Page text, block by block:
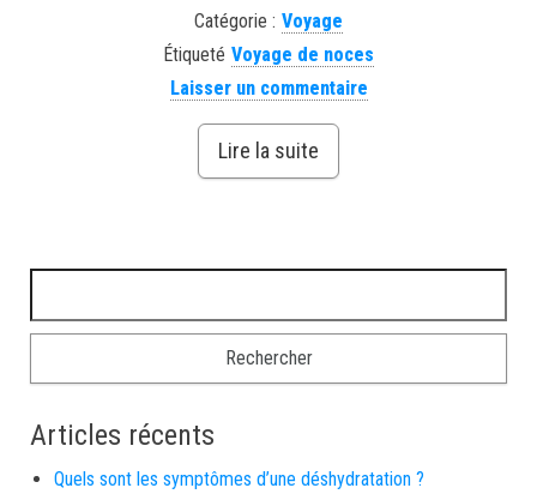
Catégorie : Voyage
Étiqueté Voyage de noces
Laisser un commentaire
Lire la suite
Articles récents
Quels sont les symptômes d’une déshydratation ?